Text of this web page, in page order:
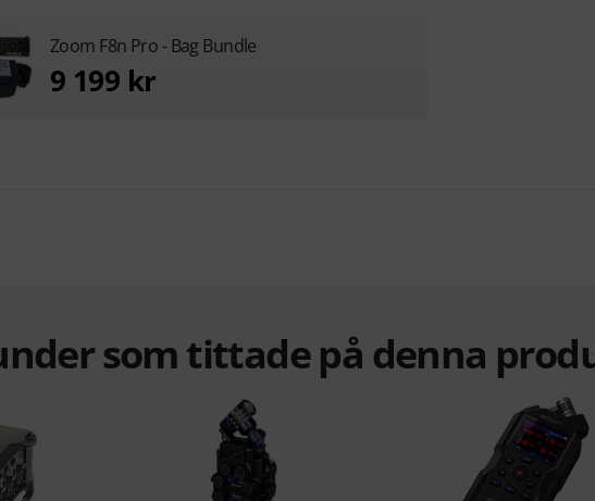
Zoom F8n Pro - Bag Bundle
9 199 kr
som tittade på denna